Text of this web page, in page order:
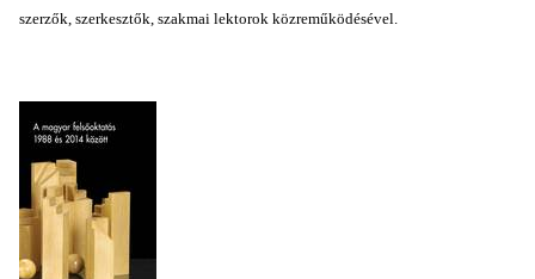
szerzők, szerkesztők, szakmai lektorok közreműködésével.